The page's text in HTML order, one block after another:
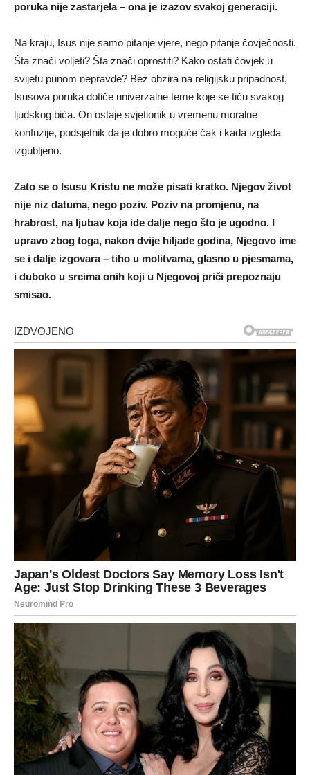
poruka nije zastarjela – ona je izazov svakoj generaciji.
Na kraju, Isus nije samo pitanje vjere, nego pitanje čovječnosti.
Šta znači voljeti? Šta znači oprostiti? Kako ostati čovjek u
svijetu punom nepravde? Bez obzira na religijsku pripadnost,
Isusova poruka dotiče univerzalne teme koje se tiču svakog
ljudskog bića. On ostaje svjetionik u vremenu moralne
konfuzije, podsjetnik da je dobro moguće čak i kada izgleda
izgubljeno.
Zato se o Isusu Kristu ne može pisati kratko. Njegov život
nije niz datuma, nego poziv. Poziv na promjenu, na
hrabrost, na ljubav koja ide dalje nego što je ugodno. I
upravo zbog toga, nakon dvije hiljade godina, Njegovo ime
se i dalje izgovara – tiho u molitvama, glasno u pjesmama,
i duboko u srcima onih koji u Njegovoj priči prepoznaju
smisao.